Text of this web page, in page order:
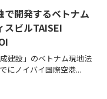
で開発するベトナム
スビルTAISEI
建設」のベトナム現地法
にノイバイ国際空港...